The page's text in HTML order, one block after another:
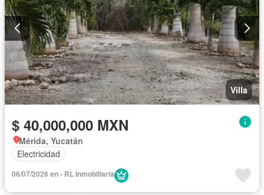
Villa
$ 40,000,000 MXN
Mérida, Yucatán
Electricidad
06/07/2026 en - RL Inmobiliaria